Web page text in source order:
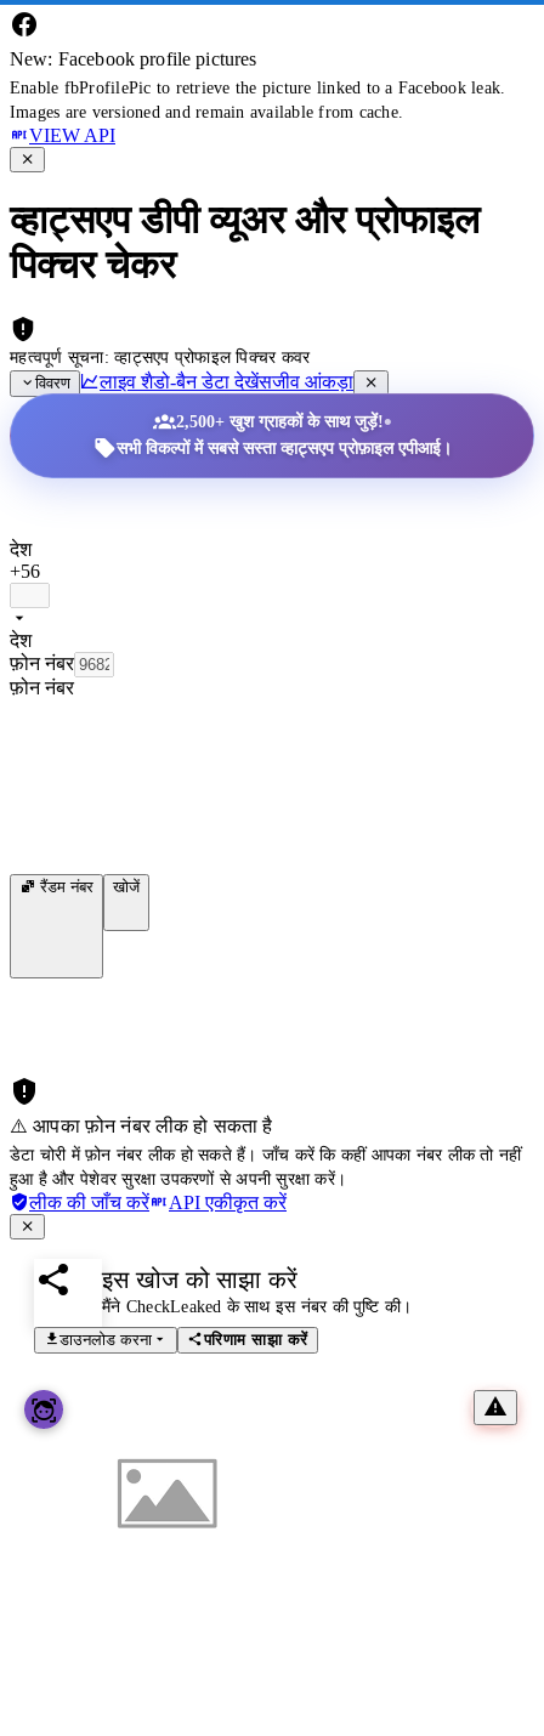
New: Facebook profile pictures
Enable fbProfilePic to retrieve the picture linked to a Facebook leak.
Images are versioned and remain available from cache.
VIEW API
व्हाट्सएप डीपी व्यूअर और प्रोफाइल
पिक्चर चेकर
महत्वपूर्ण सूचना: व्हाट्सएप प्रोफाइल पिक्चर कवर
विवरण
लाइव शैडो-बैन डेटा देखेंसजीव आंकड़ा
2,500+ खुश ग्राहकों के साथ जुड़ें!•
सभी विकल्पों में सबसे सस्ता व्हाट्सएप प्रोफ़ाइल एपीआई।
देश
+56
देश
फ़ोन नंबर
फ़ोन नंबर
रैंडम नंबर खोजें
⚠️ आपका फ़ोन नंबर लीक हो सकता है
डेटा चोरी में फ़ोन नंबर लीक हो सकते हैं। जाँच करें कि कहीं आपका नंबर लीक तो नहीं
हुआ है और पेशेवर सुरक्षा उपकरणों से अपनी सुरक्षा करें।
लीक की जाँच करें API एकीकृत करें
इस खोज को साझा करें
मैंने CheckLeaked के साथ इस नंबर की पुष्टि की।
डाउनलोड करना
परिणाम साझा करें